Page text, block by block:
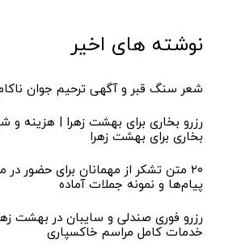
نوشته های اخیر
شعر سنگ قبر و آگهی ترحیم جوان
رزرو بخاری برای بهشت زهرا | هزینه و
بخاری برای بهشت زهرا
۲۰ متن تشکر از مهمانان برای حضور
پیام‌ها و نمونه جملات آماده
رزرو فوری صندلی و سایبان در بهشت
خدمات کامل مراسم خاکسپاری